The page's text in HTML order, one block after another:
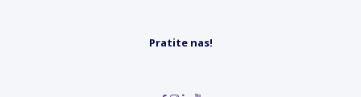
Pratite nas!